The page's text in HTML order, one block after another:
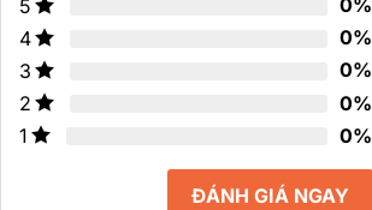
5 0%
4
0%
3
0%
2
0%
1
0%
ĐÁNH GIÁ NGAY